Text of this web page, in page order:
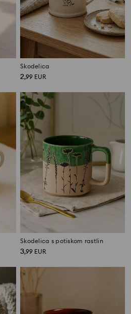
Skodelica
2,99 EUR
Skodelica s potiskom rastlin
3,99 EUR